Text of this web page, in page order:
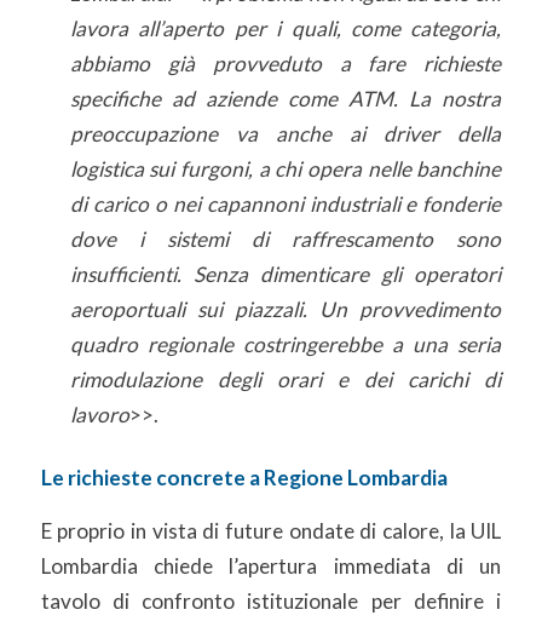
lavora all’aperto per i quali, come categoria,
abbiamo già provveduto a fare richieste
specifiche ad aziende come ATM. La nostra
preoccupazione va anche ai driver della
logistica sui furgoni, a chi opera nelle banchine
di carico o nei capannoni industriali e fonderie
dove i sistemi di raffrescamento sono
insufficienti. Senza dimenticare gli operatori
aeroportuali sui piazzali. Un provvedimento
quadro regionale costringerebbe a una seria
rimodulazione degli orari e dei carichi di
lavoro>>.
Le richieste concrete a Regione Lombardia
E proprio in vista di future ondate di calore, la UIL
Lombardia chiede l’apertura immediata di un
tavolo di confronto istituzionale per definire i